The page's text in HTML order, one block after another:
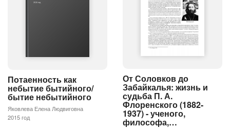
2015 год
Потаенность как
небытие бытийного/
бытие небытийного
Яковлева Елена Людвиговна
2015 год
От Соловков до
Забайкалья: жизнь и
судьба П. А.
Флоренского (1882-
1937) - ученого,
философа,…